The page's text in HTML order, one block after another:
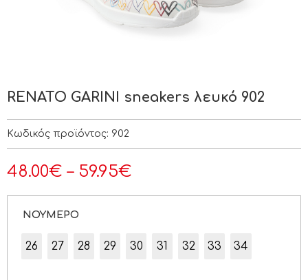
RENATO GARINI sneakers λευκό 902
Κωδικός προϊόντος: 902
48.00€ – 59.95€
ΝΟΥΜΕΡΟ
26 27 28 29 30 31 32 33 34